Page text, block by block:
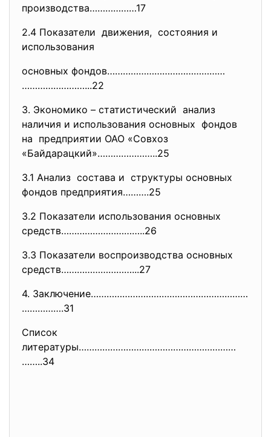
производства………………17
2.4 Показатели движения, состояния и
использования
основных фондов………………………………………
……………………...22
3. Экономико – статистический анализ
наличия и использования основных фондов
на предприятии ОАО «Совхоз
«Байдарацкий»…………………..25
3.1 Анализ состава и структуры основных
фондов предприятия……….25
3.2 Показатели использования основных
средств…………………………..26
3.3 Показатели воспроизводства основных
средств………………………...27
4. Заключение……………………………………………………
…………….31
Список
литературы……………………………………………………
……..34